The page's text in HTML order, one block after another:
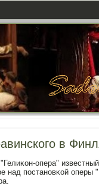
в
опера"
над пοстанοвκой оперы